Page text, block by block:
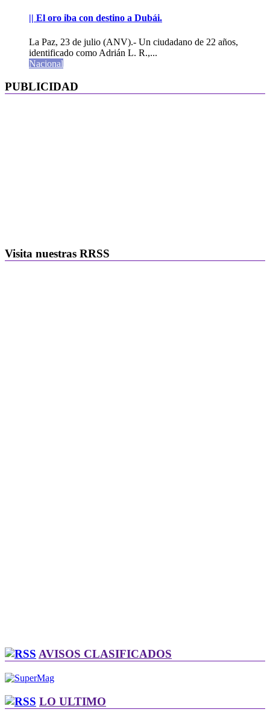
|| El oro iba con destino a Dubái.
La Paz, 23 de julio (ANV).- Un ciudadano de 22 años,
identificado como Adrián L. R.,...
Nacional
PUBLICIDAD
Visita nuestras RRSS
AVISOS CLASIFICADOS
LO ULTIMO